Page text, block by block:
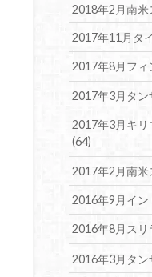
2018年2月南
2017年11月タ
2017年8月フ
2017年3月タ
2017年3月キリ
(64)
2017年2月南
2016年9月イ
2016年8月ス
2016年3月タ